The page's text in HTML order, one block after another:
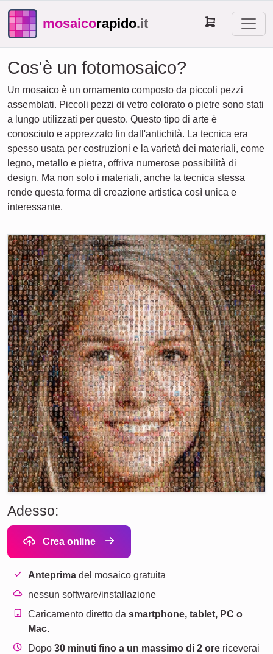
mosaicorapido.it
Cos'è un fotomosaico?
Un mosaico è un ornamento composto da piccoli pezzi
assemblati. Piccoli pezzi di vetro colorato o pietre sono stati
a lungo utilizzati per questo. Questo tipo di arte è
conosciuto e apprezzato fin dall'antichità. La tecnica era
spesso usata per costruzioni e la varietà dei materiali, come
legno, metallo e pietra, offriva numerose possibilità di
design. Ma non solo i materiali, anche la tecnica stessa
rende questa forma di creazione artistica così unica e
interessante.
Adesso:
Crea online
Anteprima del mosaico gratuita
nessun software/installazione
Caricamento diretto dasmartphone, tablet, PC o
Mac.
Dopo30 minuti fino a un massimo di 2 ore riceverai